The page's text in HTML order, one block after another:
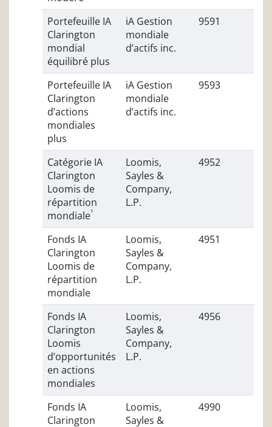
Portefeuille IA
Clarington
mondial
équilibré plus
iA Gestion
mondiale
d’actifs inc.
9591
Portefeuille IA
Clarington
d’actions
mondiales
plus
iA Gestion
mondiale
d’actifs inc.
9593
Catégorie IA
Clarington
Loomis de
répartition
mondiale¹
Loomis,
Sayles &
Company,
L.P.
4952
Fonds IA
Clarington
Loomis de
répartition
mondiale
Loomis,
Sayles &
Company,
L.P.
4951
Fonds IA
Clarington
Loomis
d’opportunités
en actions
mondiales
Loomis,
Sayles &
Company,
L.P.
4956
Fonds IA
Clarington
Loomis,
Sayles &
4990